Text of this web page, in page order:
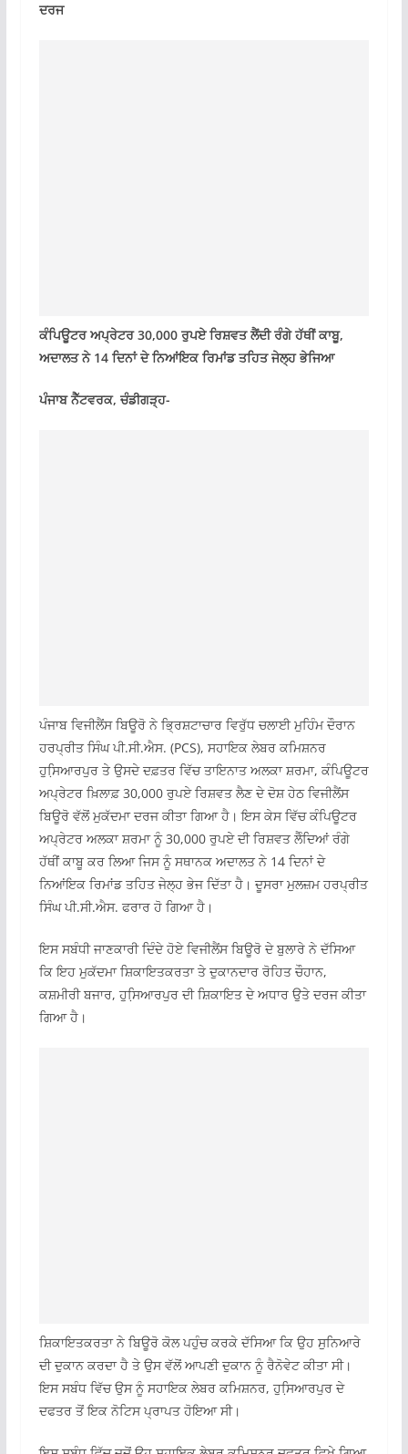
ਦਰਜ
ਕੰਪਿਊਟਰ ਅਪ੍ਰੇਟਰ 30,000 ਰੁਪਏ ਰਿਸ਼ਵਤ ਲੈਂਦੀ ਰੰਗੇ ਹੱਥੀਂ ਕਾਬੂ,
ਅਦਾਲਤ ਨੇ 14 ਦਿਨਾਂ ਦੇ ਨਿਆਂਇਕ ਰਿਮਾਂਡ ਤਹਿਤ ਜੇਲ੍ਹ ਭੇਜਿਆ
ਪੰਜਾਬ ਨੈੱਟਵਰਕ, ਚੰਡੀਗੜ੍ਹ-
ਪੰਜਾਬ ਵਿਜੀਲੈਂਸ ਬਿਊਰੋ ਨੇ ਭ੍ਰਿਸ਼ਟਾਚਾਰ ਵਿਰੁੱਧ ਚਲਾਈ ਮੁਹਿੰਮ ਦੌਰਾਨ
ਹਰਪ੍ਰੀਤ ਸਿੰਘ ਪੀ.ਸੀ.ਐਸ. (PCS), ਸਹਾਇਕ ਲੇਬਰ ਕਮਿਸ਼ਨਰ
ਹੁਸਿ਼ਆਰਪੁਰ ਤੇ ਉਸਦੇ ਦਫ਼ਤਰ ਵਿੱਚ ਤਾਇਨਾਤ ਅਲਕਾ ਸ਼ਰਮਾ, ਕੰਪਿਊਟਰ
ਅਪ੍ਰੇਟਰ ਖ਼ਿਲਾਫ਼ 30,000 ਰੁਪਏ ਰਿਸ਼ਵਤ ਲੈਣ ਦੇ ਦੋਸ਼ ਹੇਠ ਵਿਜੀਲੈਂਸ
ਬਿਊਰੋ ਵੱਲੋਂ ਮੁਕੱਦਮਾ ਦਰਜ ਕੀਤਾ ਗਿਆ ਹੈ। ਇਸ ਕੇਸ ਵਿੱਚ ਕੰਪਿਊਟਰ
ਅਪ੍ਰੇਟਰ ਅਲਕਾ ਸ਼ਰਮਾ ਨੂੰ 30,000 ਰੁਪਏ ਦੀ ਰਿਸ਼ਵਤ ਲੈੰਦਿਆਂ ਰੰਗੇ
ਹੱਥੀਂ ਕਾਬੂ ਕਰ ਲਿਆ ਜਿਸ ਨੂੰ ਸਥਾਨਕ ਅਦਾਲਤ ਨੇ 14 ਦਿਨਾਂ ਦੇ
ਨਿਆਂਇਕ ਰਿਮਾਂਡ ਤਹਿਤ ਜੇਲ੍ਹ ਭੇਜ ਦਿੱਤਾ ਹੈ। ਦੂਸਰਾ ਮੁਲਜ਼ਮ ਹਰਪ੍ਰੀਤ
ਸਿੰਘ ਪੀ.ਸੀ.ਐਸ. ਫਰਾਰ ਹੋ ਗਿਆ ਹੈ।
ਇਸ ਸਬੰਧੀ ਜਾਣਕਾਰੀ ਦਿੰਦੇ ਹੋਏ ਵਿਜੀਲੈਂਸ ਬਿਊਰੋ ਦੇ ਬੁਲਾਰੇ ਨੇ ਦੱਸਿਆ
ਕਿ ਇਹ ਮੁਕੱਦਮਾ ਸ਼ਿਕਾਇਤਕਰਤਾ ਤੇ ਦੁਕਾਨਦਾਰ ਰੋਹਿਤ ਚੌਹਾਨ,
ਕਸ਼ਮੀਰੀ ਬਜਾਰ, ਹੁਸਿ਼ਆਰਪੁਰ ਦੀ ਸ਼ਿਕਾਇਤ ਦੇ ਅਧਾਰ ਉਤੇ ਦਰਜ ਕੀਤਾ
ਗਿਆ ਹੈ।
ਸ਼ਿਕਾਇਤਕਰਤਾ ਨੇ ਬਿਊਰੋ ਕੋਲ ਪਹੁੰਚ ਕਰਕੇ ਦੱਸਿਆ ਕਿ ਉਹ ਸੁਨਿਆਰੇ
ਦੀ ਦੁਕਾਨ ਕਰਦਾ ਹੈ ਤੇ ਉਸ ਵੱਲੋਂ ਆਪਣੀ ਦੁਕਾਨ ਨੂੰ ਰੈਨੋਵੇਟ ਕੀਤਾ ਸੀ।
ਇਸ ਸਬੰਧ ਵਿੱਚ ਉਸ ਨੂੰ ਸਹਾਇਕ ਲੇਬਰ ਕਮਿਸ਼ਨਰ, ਹੁਸਿ਼ਆਰਪੁਰ ਦੇ
ਦਫਤਰ ਤੋਂ ਇਕ ਨੋਟਿਸ ਪ੍ਰਾਪਤ ਹੋਇਆ ਸੀ।